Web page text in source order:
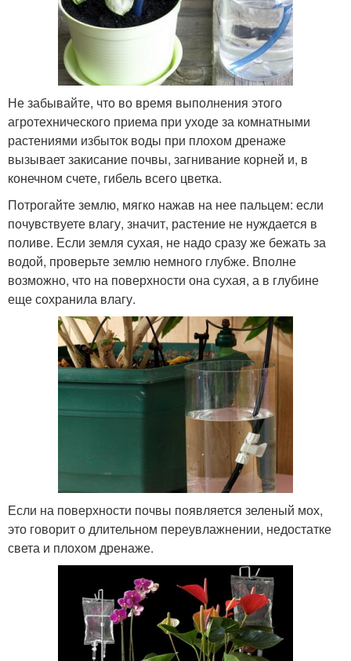
Не забывайте, что во время выполнения этого
агротехнического приема при уходе за комнатными
растениями избыток воды при плохом дренаже
вызывает закисание почвы, загнивание корней и, в
конечном счете, гибель всего цветка.
Потрогайте землю, мягко нажав на нее пальцем: если
почувствуете влагу, значит, растение не нуждается в
поливе. Если земля сухая, не надо сразу же бежать за
водой, проверьте землю немного глубже. Вполне
возможно, что на поверхности она сухая, а в глубине
еще сохранила влагу.
Если на поверхности почвы появляется зеленый мох,
это говорит о длительном переувлажнении, недостатке
света и плохом дренаже.